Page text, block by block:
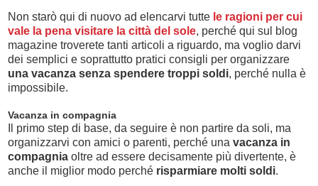
Non starò qui di nuovo ad elencarvi tutte le ragioni per cui
vale la pena visitare la città del sole, perché qui sul blog
magazine troverete tanti articoli a riguardo, ma voglio darvi
dei semplici e soprattutto pratici consigli per organizzare
una vacanza senza spendere troppi soldi, perché nulla è
impossibile.
Vacanza in compagnia
Il primo step di base, da seguire è non partire da soli, ma
organizzarvi con amici o parenti, perché una vacanza in
compagnia oltre ad essere decisamente più divertente, è
anche il miglior modo perché risparmiare molti soldi.